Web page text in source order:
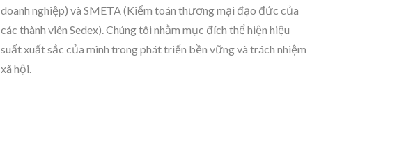
doanh nghiệp) và SMETA (Kiểm toán thương mại đạo đức của
các thành viên Sedex). Chúng tôi nhằm mục đích thể hiện hiệu
suất xuất sắc của mình trong phát triển bền vững và trách nhiệm
xã hội.